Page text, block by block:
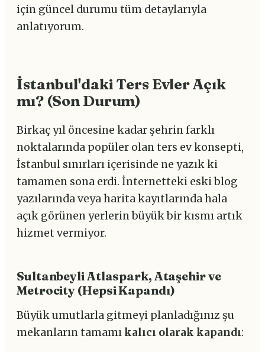
için güncel durumu tüm detaylarıyla
anlatıyorum.
İstanbul'daki Ters Evler Açık
mı? (Son Durum)
Birkaç yıl öncesine kadar şehrin farklı
noktalarında popüler olan ters ev konsepti,
İstanbul sınırları içerisinde ne yazık ki
tamamen sona erdi. İnternetteki eski blog
yazılarında veya harita kayıtlarında hala
açık görünen yerlerin büyük bir kısmı artık
hizmet vermiyor.
Sultanbeyli Atlaspark, Ataşehir ve
Metrocity (Hepsi Kapandı)
Büyük umutlarla gitmeyi planladığınız şu
mekanların tamamıkalıcı olarak kapandı: